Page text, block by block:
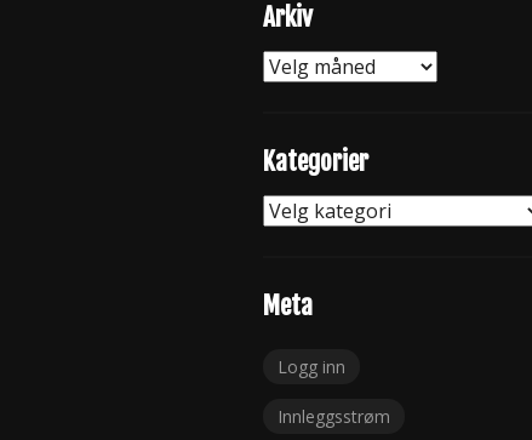
Arkiv
Arkiv
Kategorier
Kategorier
Meta
Logg inn
Innleggsstrøm